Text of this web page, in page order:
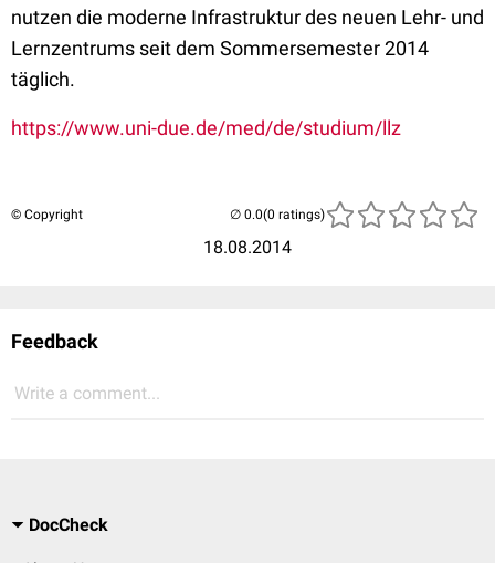
nutzen die moderne Infrastruktur des neuen Lehr- und
Lernzentrums seit dem Sommersemester 2014
täglich.
https://www.uni-due.de/med/de/studium/llz
© Copyright
18.08.2014
(0 ratings)
Feedback
Write a comment...
DocCheck